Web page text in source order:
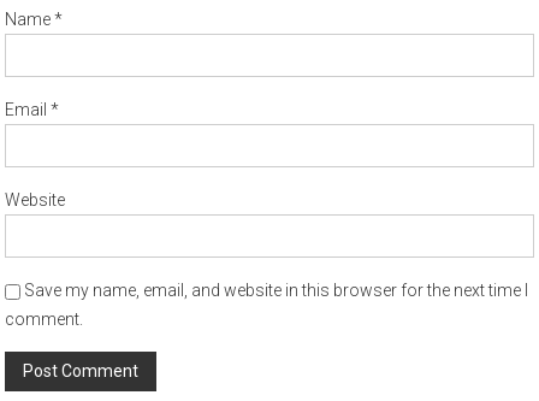
Name*
Email*
Website
Save my name, email, and website in this browser for the next time I
comment.